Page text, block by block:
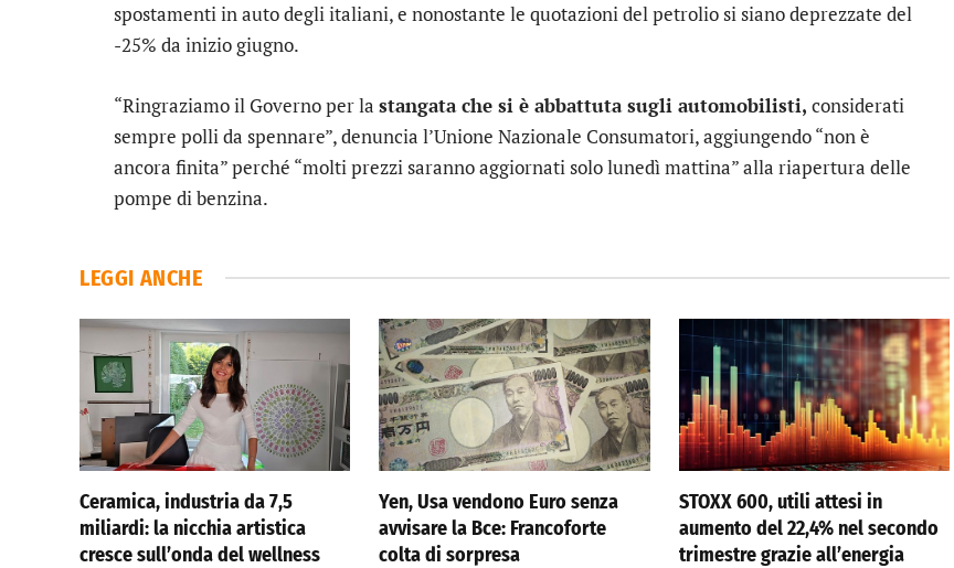
spostamenti in auto degli italiani, e nonostante le quotazioni del petrolio si siano deprezzate del
-25% da inizio giugno.
“Ringraziamo il Governo per la stangata che si è abbattuta sugli automobilisti, considerati
sempre polli da spennare”, denuncia l’Unione Nazionale Consumatori, aggiungendo “non è
ancora finita” perché “molti prezzi saranno aggiornati solo lunedì mattina” alla riapertura delle
pompe di benzina.
LEGGI ANCHE
Ceramica, industria da 7,5
miliardi: la nicchia artistica
cresce sull’onda del wellness
Yen, Usa vendono Euro senza
avvisare la Bce: Francoforte
colta di sorpresa
STOXX 600, utili attesi in
aumento del 22,4% nel secondo
trimestre grazie all’energia